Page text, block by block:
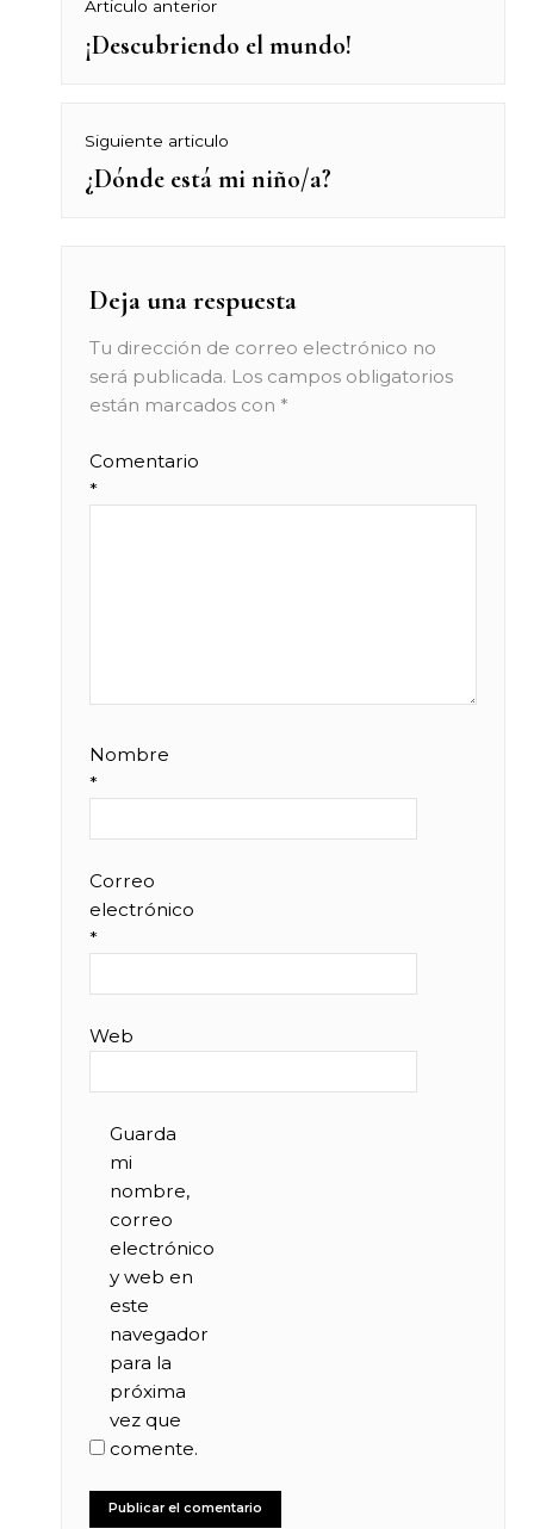
Navegación
de
Articulo anterior
Previous
¡Descubriendo el mundo!
Siguiente articulo
Next
¿Dónde está mi niño/a?
Deja una respuesta
Tu dirección de correo electrónico no
será publicada. Los campos obligatorios
están marcados con *
Comentario
*
Nombre
*
Correo
electrónico
*
Web
Guarda
mi
nombre,
correo
electrónico
y web en
este
navegador
para la
próxima
vez que
comente.